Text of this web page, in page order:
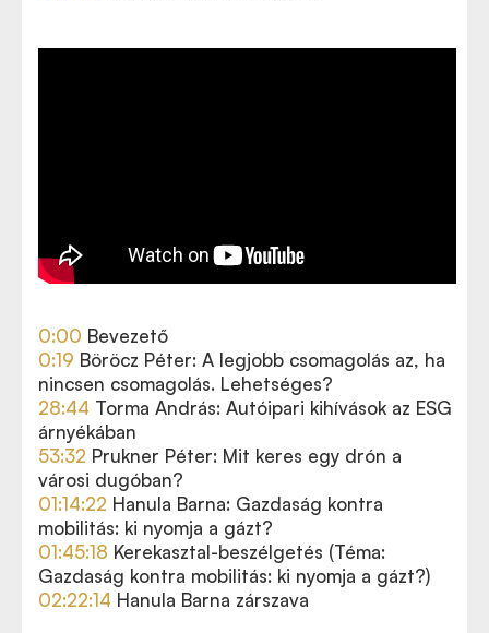
0:00 Bevezető
0:19 Böröcz Péter: A legjobb csomagolás az, ha
nincsen csomagolás. Lehetséges?
28:44 Torma András: Autóipari kihívások az ESG
árnyékában
53:32 Prukner Péter: Mit keres egy drón a
városi dugóban?
01:14:22 Hanula Barna: Gazdaság kontra
mobilitás: ki nyomja a gázt?
01:45:18 Kerekasztal-beszélgetés (Téma:
Gazdaság kontra mobilitás: ki nyomja a gázt?)
02:22:14 Hanula Barna zárszava